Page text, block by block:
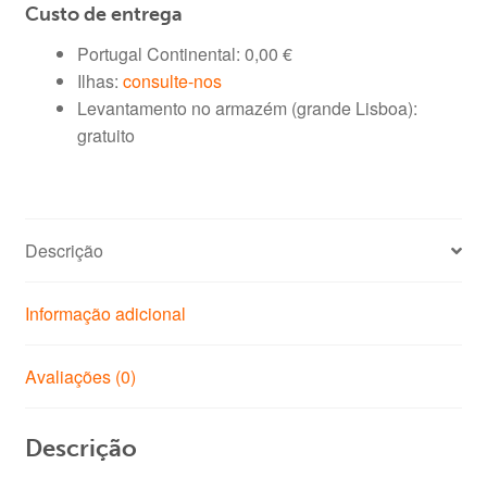
Custo de entrega
Portugal Continental: 0,00 €
Ilhas: consulte-nos
Levantamento no armazém (grande Lisboa):
gratuito
Descrição
Informação adicional
Avaliações (0)
Descrição